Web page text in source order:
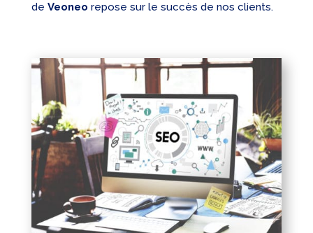
de Veoneo repose sur le succès de nos clients.